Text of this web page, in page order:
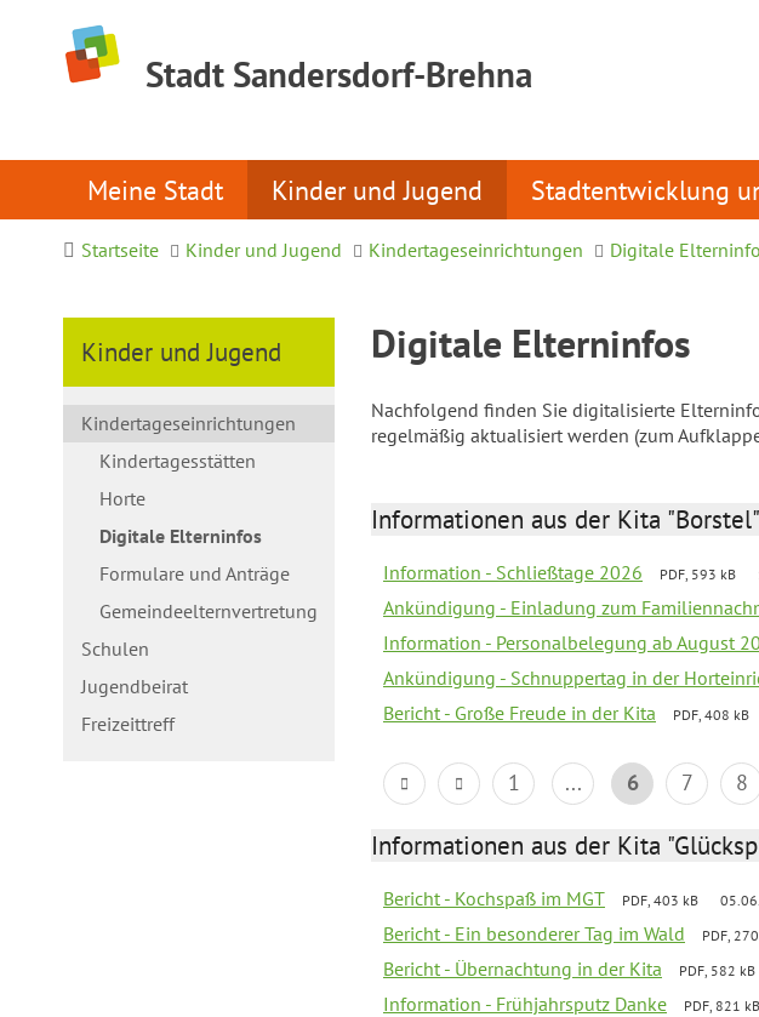
Stadt Sandersdorf-Brehna
Meine Stadt Kinder und Jugend Stadtentwicklung
Startseite Kinder und Jugend Kindertageseinrichtungen Digitale
Kinder und Jugend
Kindertageseinrichtungen
Kindertagesstätten
Horte
Digitale Elterninfos
Formulare und Anträge
Gemeindeelternvertretung
Schulen
Jugendbeirat
Freizeittreff
Digitale Elterninfos
Nachfolgend finden Sie digitalisierte
regelmäßig aktualisiert werden (zum
Informationen aus der Kita "Borstel"
Information - Schließtage 2026 PDF, 593 kB
Ankündigung - Einladung zum
Information - Personalbelegung ab August
Ankündigung - Schnuppertag in der
Bericht - Große Freude in der Kita PDF, 408 kB
1 ... 6 7 8
Informationen aus der Kita
Bericht - Kochspaß im MGT PDF, 403 kB
Bericht - Ein besonderer Tag im Wald PDF,
Bericht - Übernachtung in der Kita PDF, 582 kB
Information - Frühjahrsputz Danke PDF, 821 kB